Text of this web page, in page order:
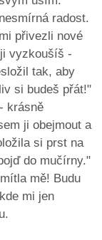
radost.
přivezli nové
vyzkoušíš -
tak, aby
si budeš přát!"
krásně
ji obejmout a
si prst na
do mučírny."
mě! Budu
mi jen